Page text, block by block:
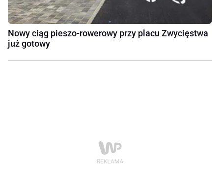
Nowy ciąg pieszo-rowerowy przy placu Zwycięstwa
już gotowy